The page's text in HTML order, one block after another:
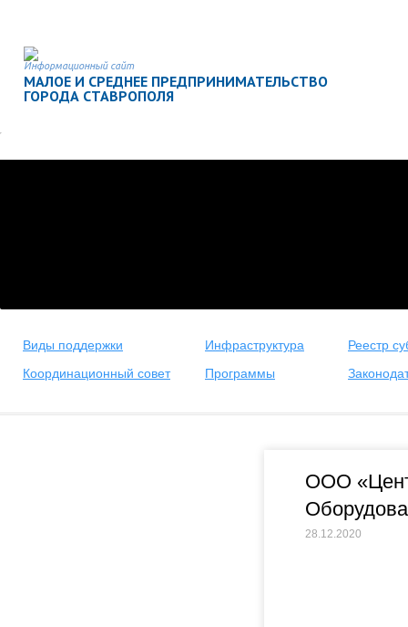
Информационный сайт
МАЛОЕ И СРЕДНЕЕ ПРЕДПРИНИМАТЕЛЬСТВО
ГОРОДА СТАВРОПОЛЯ
Виды поддержки Инфраструктура
Реестр
Координационный совет
Программы
ООО
28.12.2020